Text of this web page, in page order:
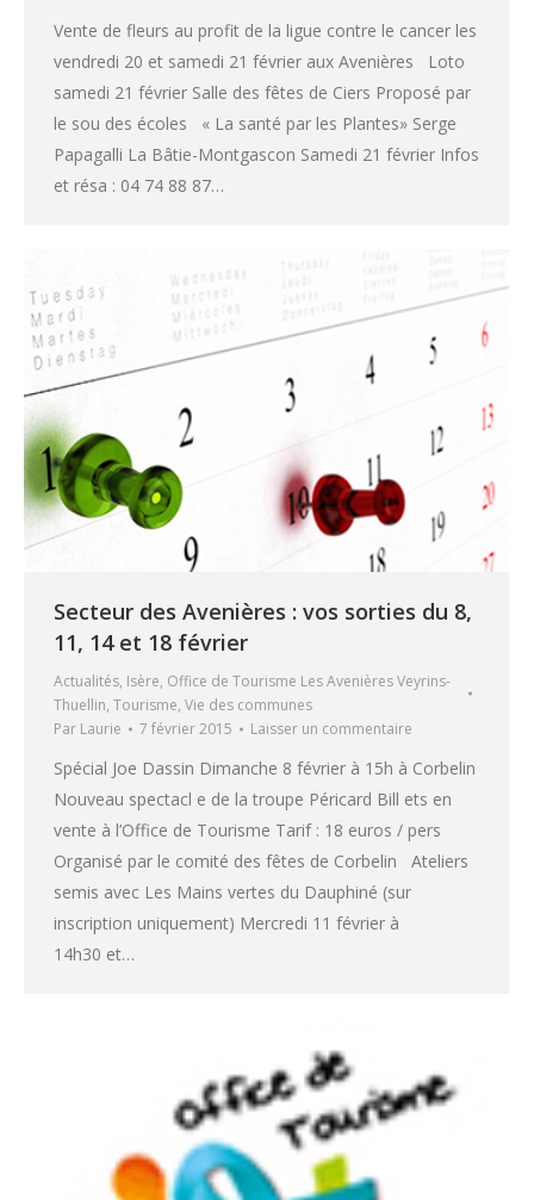
Vente de fleurs au profit de la ligue contre le cancer les
vendredi 20 et samedi 21 février aux Avenières Loto
samedi 21 février Salle des fêtes de Ciers Proposé par
le sou des écoles « La santé par les Plantes» Serge
Papagalli La Bâtie-Montgascon Samedi 21 février Infos
et résa : 04 74 88 87…
Secteur des Avenières : vos sorties du 8,
11, 14 et 18 février
Actualités, Isère, Office de Tourisme Les Avenières Veyrins-
Thuellin, Tourisme, Vie des communes
Par Laurie 7 février 2015 Laisser un commentaire
Spécial Joe Dassin Dimanche 8 février à 15h à Corbelin
Nouveau spectacl e de la troupe Péricard Bill ets en
vente à l’Office de Tourisme Tarif : 18 euros / pers
Organisé par le comité des fêtes de Corbelin Ateliers
semis avec Les Mains vertes du Dauphiné (sur
inscription uniquement) Mercredi 11 février à
14h30 et…